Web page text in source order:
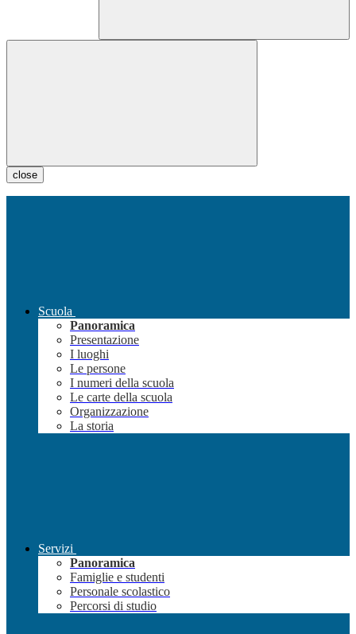
close
Scuola
Panoramica
Presentazione
I luoghi
Le persone
I numeri della scuola
Le carte della scuola
Organizzazione
La storia
Servizi
Panoramica
Famiglie e studenti
Personale scolastico
Percorsi di studio